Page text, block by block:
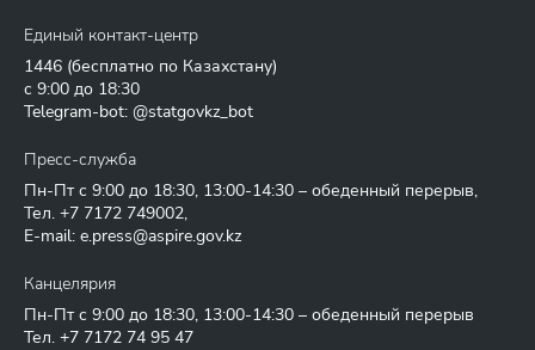
Единый контакт-центр
1446 (бесплатно по Казахстану)
с 9:00 до 18:30
Telegram-bot: @statgovkz_bot
Пресс-служба
Пн-Пт с 9:00 до 18:30, 13:00-14:30 – обеденный перерыв,
Тел. +7 7172 749002,
E-mail: e.press@aspire.gov.kz
Канцелярия
Пн-Пт с 9:00 до 18:30, 13:00-14:30 – обеденный перерыв
Тел. +7 7172 74 95 47